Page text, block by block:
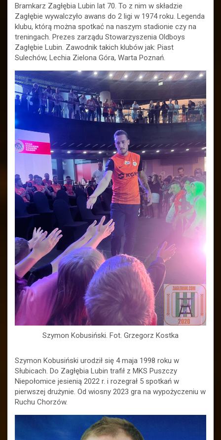
Bramkarz Zagłębia Lubin lat 70. To z nim w składzie
Zagłębie wywalczyło awans do 2 ligi w 1974 roku. Legenda
klubu, którą można spotkać na naszym stadionie czy na
treningach. Prezes zarządu Stowarzyszenia Oldboys
Zagłębie Lubin. Zawodnik takich klubów jak: Piast
Sulechów, Lechia Zielona Góra, Warta Poznań.
Szymon Kobusiński. Fot. Grzegorz Kostka
Szymon Kobusiński urodził się 4 maja 1998 roku w
Słubicach. Do Zagłębia Lubin trafił z MKS Puszczy
Niepołomice jesienią 2022 r. i rozegrał 5 spotkań w
pierwszej drużynie. Od wiosny 2023 gra na wypożyczeniu w
Ruchu Chorzów.